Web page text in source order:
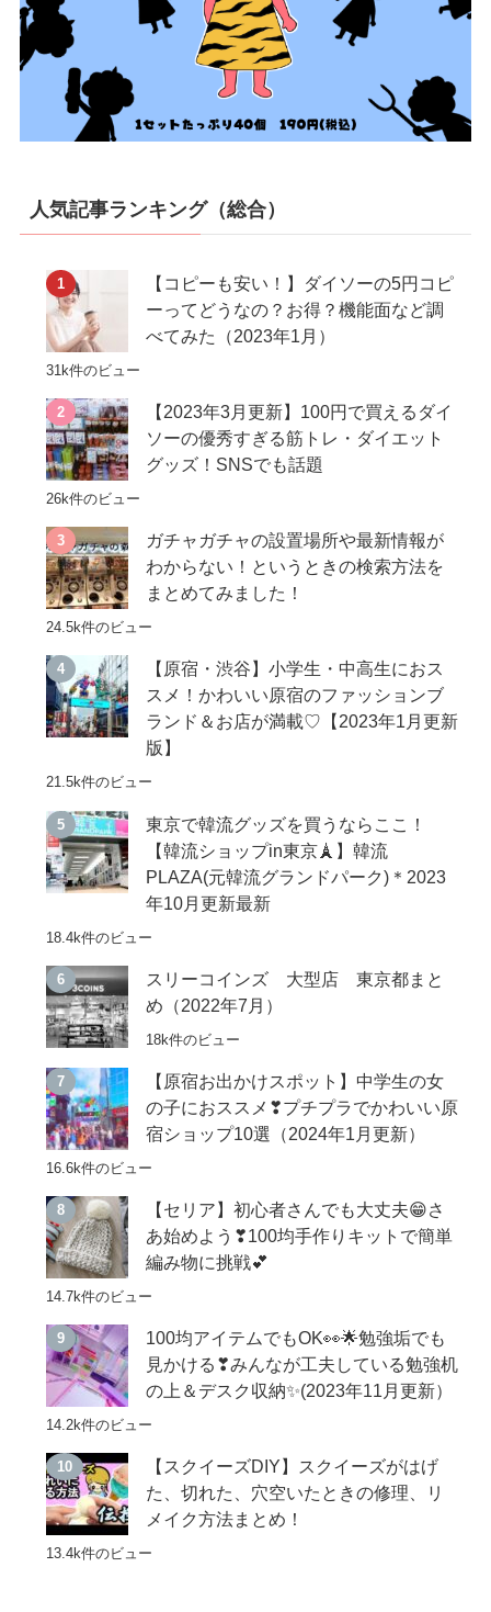
人気記事ランキング（総合）
【コピーも安い！】ダイソーの5円コピ
ーってどうなの？お得？機能面など調
べてみた（2023年1月）
31k件のビュー
【2023年3月更新】100円で買えるダイ
ソーの優秀すぎる筋トレ・ダイエット
グッズ！SNSでも話題
26k件のビュー
ガチャガチャの設置場所や最新情報が
わからない！というときの検索方法を
まとめてみました！
24.5k件のビュー
【原宿・渋谷】小学生・中高生におス
スメ！かわいい原宿のファッションブ
ランド＆お店が満載♡【2023年1月更新
版】
21.5k件のビュー
東京で韓流グッズを買うならここ！
【韓流ショップin東京🗼】韓流
PLAZA(元韓流グランドパーク)＊2023
年10月更新最新
18.4k件のビュー
スリーコインズ 大型店 東京都まと
め（2022年7月）
18k件のビュー
【原宿お出かけスポット】中学生の女
の子におススメ❣プチプラでかわいい原
宿ショップ10選（2024年1月更新）
16.6k件のビュー
【セリア】初心者さんでも大丈夫😁さ
あ始めよう❣100均手作りキットで簡単
編み物に挑戦💕
14.7k件のビュー
100均アイテムでもOK👀🌟勉強垢でも
見かける❣みんなが工夫している勉強机
の上＆デスク収納✨(2023年11月更新）
14.2k件のビュー
【スクイーズDIY】スクイーズがはげ
た、切れた、穴空いたときの修理、リ
メイク方法まとめ！
13.4k件のビュー